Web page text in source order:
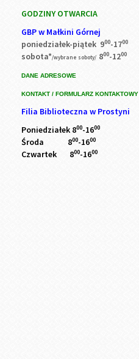
GODZINY OTWARCIA
GBP w Małkini Górnej
poniedziałek-piątek 900-1700
sobota*/wybrane soboty/ 800-1200
DANE ADRESOWE
KONTAKT / FORMULARZ KONTAKTOWY
Filia Biblioteczna w Prostyni
Poniedziałek 800-1600
Środa 800-1600
Czwartek 800-1600